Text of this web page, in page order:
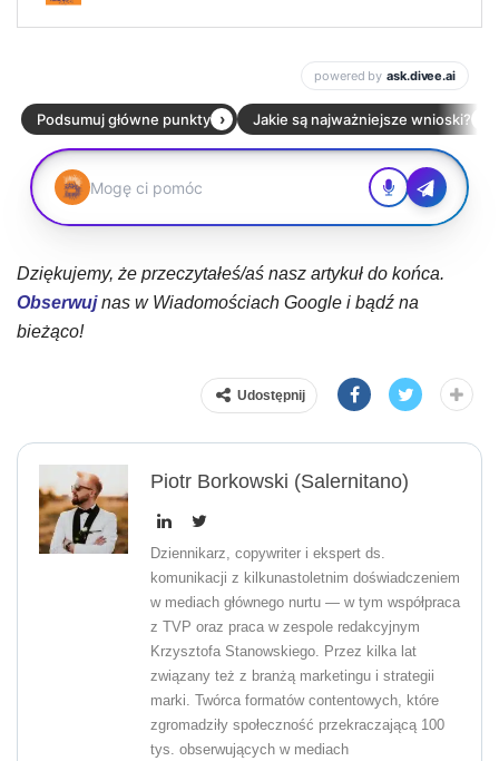
Dziękujemy, że przeczytałeś/aś nasz artykuł do końca.
Obserwujnas w Wiadomościach Google i bądź na
bieżąco!
Udostępnij
Piotr Borkowski (Salernitano)
Dziennikarz, copywriter i ekspert ds.
komunikacji z kilkunastoletnim doświadczeniem
w mediach głównego nurtu — w tym współpraca
z TVP oraz praca w zespole redakcyjnym
Krzysztofa Stanowskiego. Przez kilka lat
związany też z branżą marketingu i strategii
marki. Twórca formatów contentowych, które
zgromadziły społeczność przekraczającą 100
tys. obserwujących w mediach